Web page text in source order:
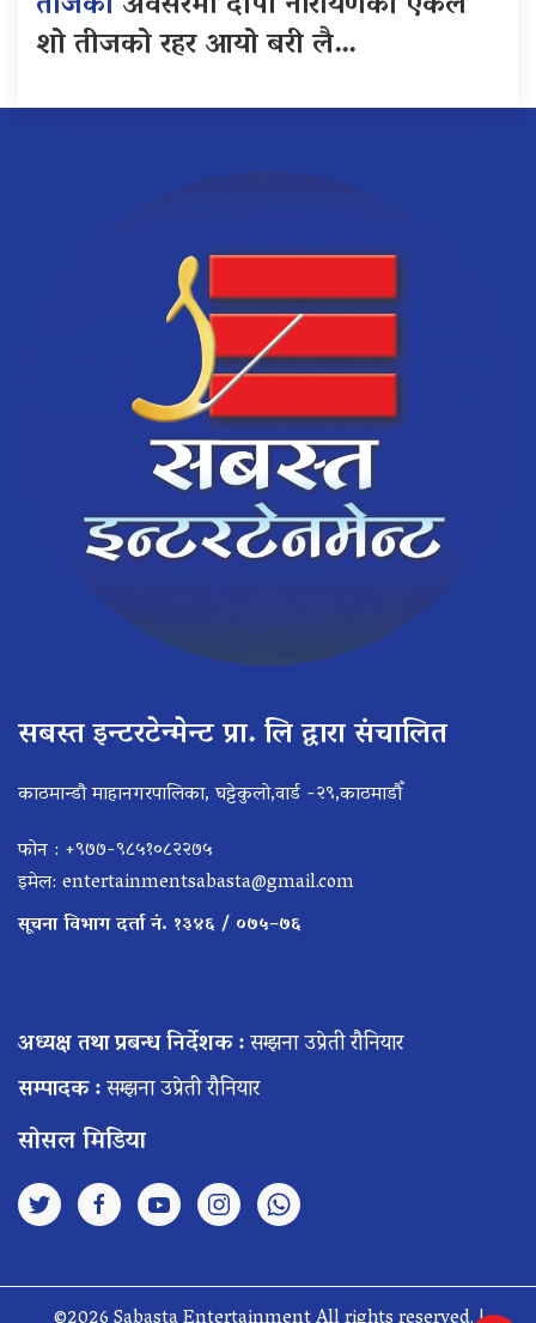
शो तीजको रहर आयो बरी लै…
सबस्त इन्टरटेन्मेन्ट प्रा. लि द्वारा संचालित
काठमान्डौ माहानगरपालिका, घट्टेकुलो,वार्ड -२९,काठमाडौँ
फोन : +९७७-९८५१०८२२७५
इमेल: entertainmentsabasta@gmail.com
सूचना विभाग दर्ता नं. १३४६ / ०७५–७६
अध्यक्ष तथा प्रबन्ध निर्देशक :सम्झना उप्रेती रौनियार
सम्पादक :सम्झना उप्रेती रौनियार
सोसल मिडिया